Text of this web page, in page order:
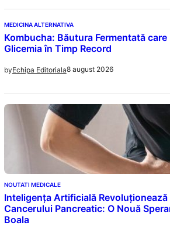
MEDICINA ALTERNATIVA
Kombucha: Băutura Fermentată care
Glicemia în Timp Record
byEchipa Editoriala8 august 2026
NOUTATI MEDICALE
Inteligența Artificială Revoluționează
Cancerului Pancreatic: O Nouă
Boala